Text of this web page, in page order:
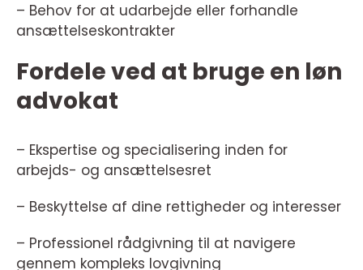
– Behov for at udarbejde eller forhandle
ansættelseskontrakter
Fordele ved at bruge en løn
advokat
– Ekspertise og specialisering inden for
arbejds- og ansættelsesret
– Beskyttelse af dine rettigheder og interesser
– Professionel rådgivning til at navigere
gennem kompleks lovgivning